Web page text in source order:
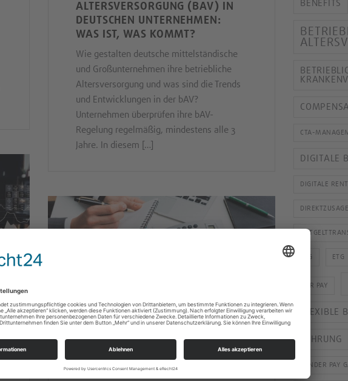
ALTERSVERSORGUNG (BAV) IN
DEUTSCHEN UNTERNEHMEN:
WAS IST, WAS KOMMT?
Wie gestalten deutsche mittelständische
und Großunternehmen ihre betriebliche
Altersversorgung und was sind die Trends
und Entwicklungen in der bAV?
Unternehmen überprüfen ihre bAV-
Regelung regelmäßig, mindestens alle 3
Jahre. In diesem […]
17.12.2020
BENEFITS
CTA-
DIGITALE
DIGITALE
ESG ETG
FAIR PAY
FLEXIBLE
FÜHRUNG
GENDER PAY